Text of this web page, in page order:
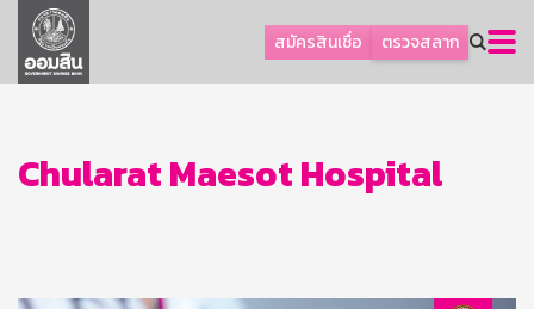
สมัครสินเชื่อ ตรวจสลาก
ลูกค้าธุรกิจ
ลูกค้าผู้ประกอบรายย่อย
ออมเพื่อสุข
Chularat Maesot Hospital